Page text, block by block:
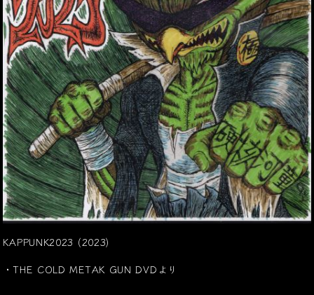
KAPPUNK2023 (2023)
・THE COLD METAK GUN DVDより